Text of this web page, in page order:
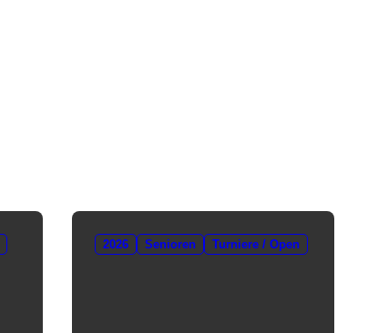
2026 Senioren Turniere / Open